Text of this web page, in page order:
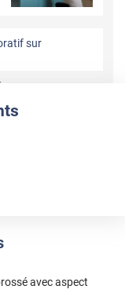
sur
avec aspect